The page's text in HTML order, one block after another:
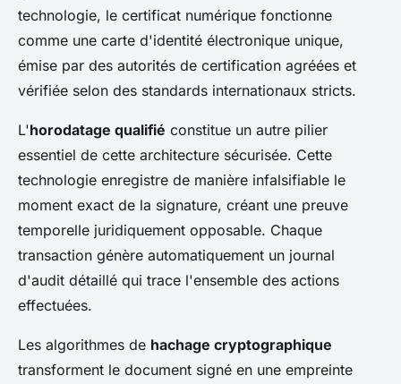
technologie, le certificat numérique fonctionne
comme une carte d'identité électronique unique,
émise par des autorités de certification agréées et
vérifiée selon des standards internationaux stricts.
L'horodatage qualifié constitue un autre pilier
essentiel de cette architecture sécurisée. Cette
technologie enregistre de manière infalsifiable le
moment exact de la signature, créant une preuve
temporelle juridiquement opposable. Chaque
transaction génère automatiquement un journal
d'audit détaillé qui trace l'ensemble des actions
effectuées.
Les algorithmes de hachage cryptographique
transforment le document signé en une empreinte